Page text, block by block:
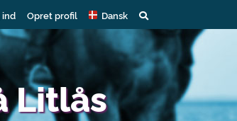
ind Opret profil Dansk
Litlås